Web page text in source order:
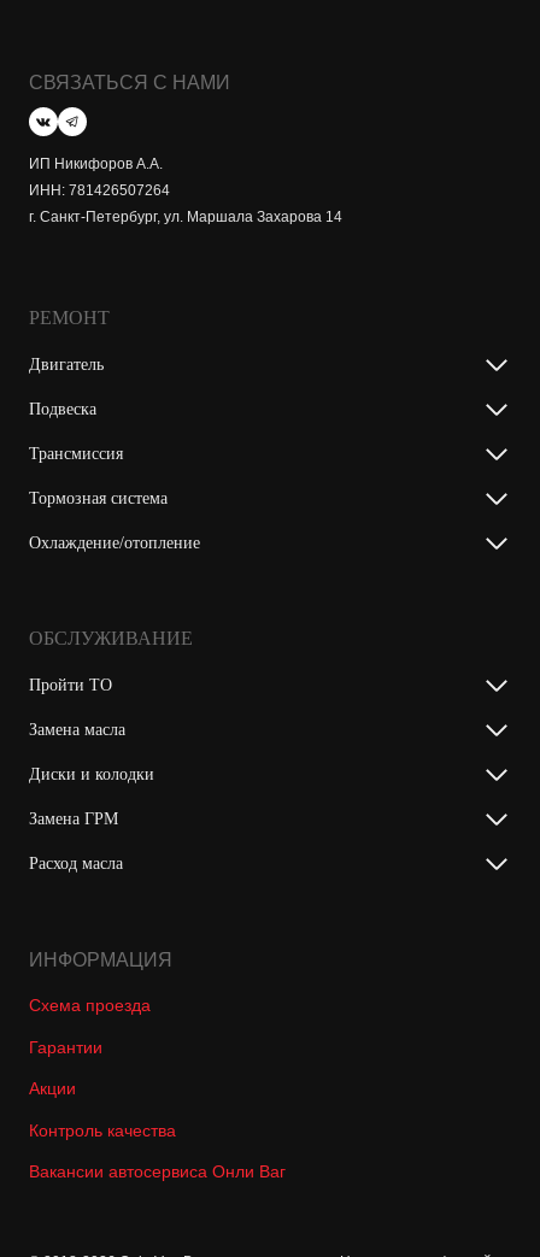
СВЯЗАТЬСЯ С НАМИ
ИП Никифоров А.А.
ИНН: 781426507264
г. Санкт-Петербург, ул. Маршала Захарова 14
РЕМОНТ
Двигатель
Подвеска
Трансмиссия
Тормозная система
Охлаждение/отопление
ОБСЛУЖИВАНИЕ
Пройти ТО
Замена масла
Диски и колодки
Замена ГРМ
Расход масла
ИНФОРМАЦИЯ
Схема проезда
Гарантии
Акции
Контроль качества
Вакансии автосервиса Онли Ваг